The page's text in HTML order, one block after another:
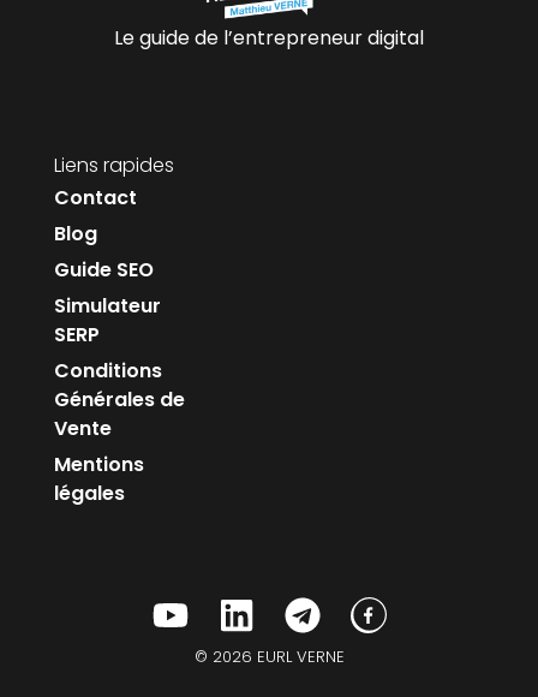
Le guide de l’entrepreneur digital
Liens rapides
Contact
Blog
Guide SEO
Simulateur
SERP
Conditions
Générales de
Vente
Mentions
légales
© 2026 EURL VERNE